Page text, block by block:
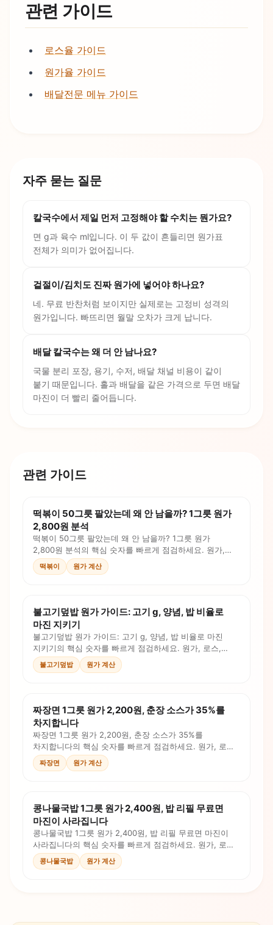
관련 가이드
로스율 가이드
원가율 가이드
배달전문 메뉴 가이드
자주 묻는 질문
칼국수에서 제일 먼저 고정해야 할 수치는 뭔가요?
면 g과 육수 ml입니다. 이 두 값이 흔들리면 원가표
전체가 의미가 없어집니다.
겉절이/김치도 진짜 원가에 넣어야 하나요?
네. 무료 반찬처럼 보이지만 실제로는 고정비 성격의
원가입니다. 빠뜨리면 월말 오차가 크게 납니다.
배달 칼국수는 왜 더 안 남나요?
국물 분리 포장, 용기, 수저, 배달 채널 비용이 같이
붙기 때문입니다. 홀과 배달을 같은 가격으로 두면 배달
마진이 더 빨리 줄어듭니다.
관련 가이드
떡볶이 50그릇 팔았는데 왜 안 남을까? 1그릇 원가
2,800원 분석
떡볶이 50그릇 팔았는데 왜 안 남을까? 1그릇 원가
2,800원 분석의 핵심 숫자를 빠르게 점검하세요. 원가,
로스, 인건비, 판매가를 계산식과 체크리스트로
확인합니다.
떡볶이 원가 계산
불고기덮밥 원가 가이드: 고기 g, 양념, 밥 비율로
마진 지키기
불고기덮밥 원가 가이드: 고기 g, 양념, 밥 비율로 마진
지키기의 핵심 숫자를 빠르게 점검하세요. 원가, 로스,
인건비, 판매가를 계산식과 체크리스트로 확인합니다.
불고기덮밥 원가 계산
짜장면 1그릇 원가 2,200원, 춘장 소스가 35%를
차지합니다
짜장면 1그릇 원가 2,200원, 춘장 소스가 35%를
차지합니다의 핵심 숫자를 빠르게 점검하세요. 원가, 로스,
인건비, 판매가를 계산식과 체크리스트로 확인합니다.
짜장면 원가 계산
콩나물국밥 1그릇 원가 2,400원, 밥 리필 무료면
마진이 사라집니다
콩나물국밥 1그릇 원가 2,400원, 밥 리필 무료면 마진이
사라집니다의 핵심 숫자를 빠르게 점검하세요. 원가, 로스,
인건비, 판매가를 계산식과 체크리스트로 확인합니다.
콩나물국밥 원가 계산